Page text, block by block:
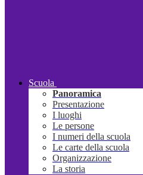
Scuola
Panoramica
Presentazione
I luoghi
Le persone
I numeri della scuola
Le carte della scuola
Organizzazione
La storia